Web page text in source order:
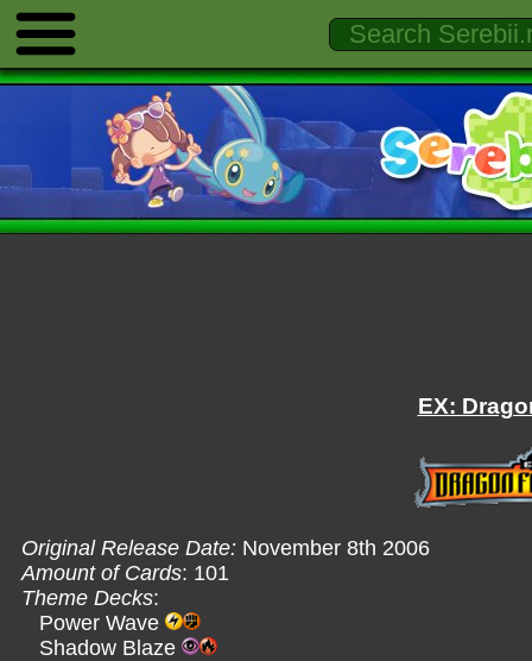
EX:
Original Release Date: November 8th 2006
Amount of Cards: 101
Theme Decks:
Power Wave
Shadow Blaze